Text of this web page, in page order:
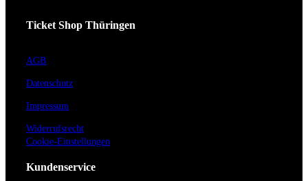
Ticket Shop Thüringen
AGB
Datenschutz
Impressum
Widerrufsrecht
Cookie-Einstellungen
Kundenservice